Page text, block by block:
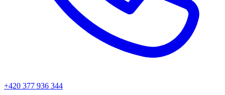
+420 377 936 344